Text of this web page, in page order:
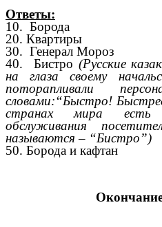
Ответы:
10. Борода
20. Квартиры
30. Генерал Мороз
40. Бистро (Русские
на глаза своему
поторапливали
словами:“Быстро!
странах мира есть
обслуживания
называются – “Бистро”)
50. Борода и кафтан